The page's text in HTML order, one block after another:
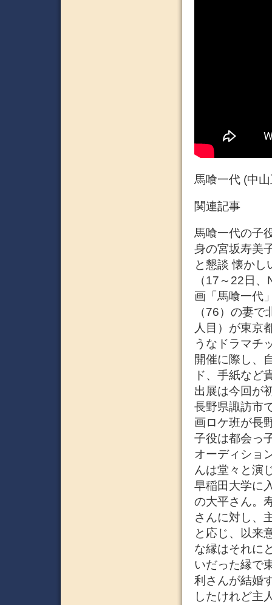
馬喰一代 (中
関連記事
馬喰一代の子
身の宮坂寿美
と懇談 懐かし
（17～22日
画「馬喰一代
（76）の妻
人目）が東京
うなドラマチ
開催に際し、
ド、手紙など
出展は今回が
長野県諏訪市
画ロケ班が長
子役は都会っ
オーディショ
んは堂々と演
早稲田大学に
の大平さん。
さんに対し、
と応じ、以来
な縁はそれに
いだった縁で
利さんが結婚
したけれど主